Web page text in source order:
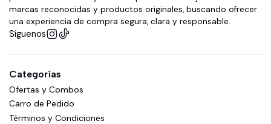
marcas reconocidas y productos originales, buscando ofrecer
una experiencia de compra segura, clara y responsable.
Síguenos
Categorías
Ofertas y Combos
Carro de Pedido
Términos y Condiciones